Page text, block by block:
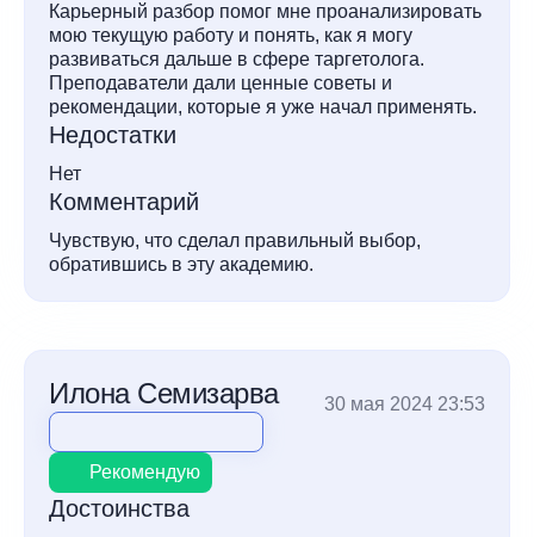
Карьерный разбор помог мне проанализировать
мою текущую работу и понять, как я могу
развиваться дальше в сфере таргетолога.
Преподаватели дали ценные советы и
рекомендации, которые я уже начал применять.
Недостатки
Нет
Комментарий
Чувствую, что сделал правильный выбор,
обратившись в эту академию.
Илона Семизарва 30 мая 2024 23:53
Рекомендую
Достоинства